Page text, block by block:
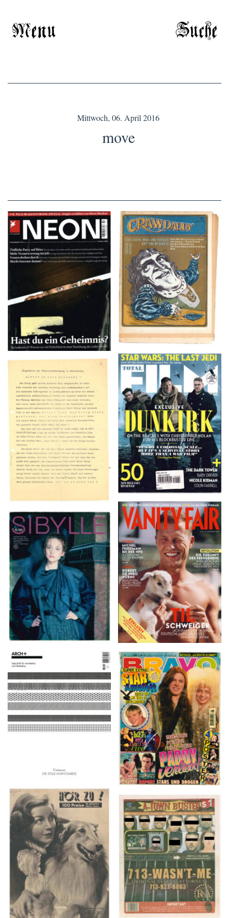
Menu Suche
Mittwoch, 06. April 2016
move
NEON – OKTOBER
2008
Crawdaddy – June/11/72
TOTAL FILM #260 –
SUMMER 2017
Flugblätter der Weissen
Rose – V, Januar 1943
VANITY FAIR – Nr. 7 –
8. Februar 2007
SIBYLLE 6/89
ARCH+ Nr. 226, Herbst
2016
BRAVO – Nr. 8, 13. Febr.
1997
HÖR ZU! – 1949,
NUMMER 10, Woche
vom 27. Februar bis 05.
März
A-TOWN BUSTED –
8/15/16–9/1/16